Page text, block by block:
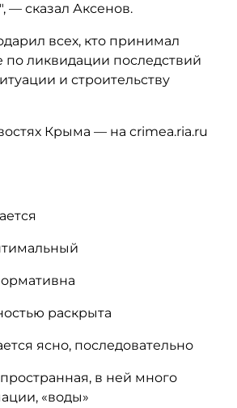
— сказал Аксенов.
всех, кто принимал
по ликвидации последствий
и строительству
Крыма — на crimea.ria.ru
раскрыта
ясно, последовательно
в ней много
«воды»